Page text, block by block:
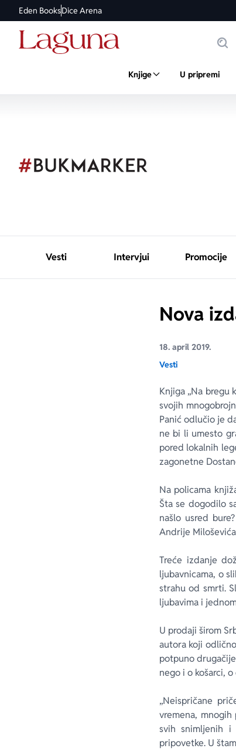
Eden BooksDice Arena
Knjige U pripremi
Vesti Intervjui Promocije
Nova
18. april 2019.
Vesti
Knjiga „Na bregu
svojih
Panić odlučio je
ne bi li umesto
pored lokalnih
zagonetne
Na policama
Šta se dogodilo
našlo usred
Andrije
Treće izdanje
ljubavnicama, o
strahu od smrti.
ljubavima i
U prodaji širom
autora koji
potpuno
nego i o košarci,
„Neispričane
vremena,
svih snimljenih i
pripovetke. U